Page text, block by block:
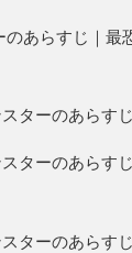
のあらすじ｜最
スターのあらす
ターのあらす
ターのあらす